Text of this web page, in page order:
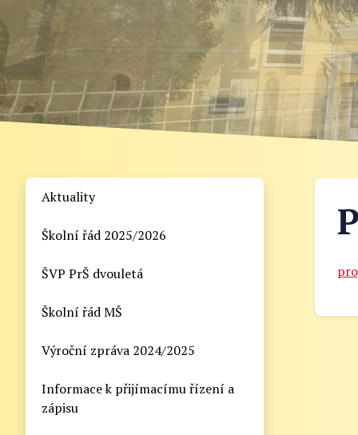
Aktuality
Školní řád 2025/2026
ŠVP PrŠ dvouletá
Školní řád MŠ
Výroční zpráva 2024/2025
Informace k přijímacímu řízení a
zápisu